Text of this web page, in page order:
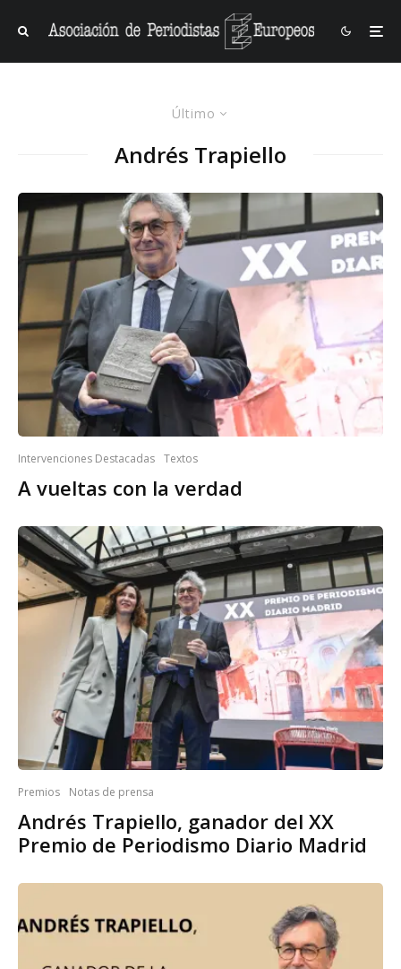
Último
Andrés Trapiello
Intervenciones Destacadas Textos
A vueltas con la verdad
Premios Notas de prensa
Andrés Trapiello, ganador del XX
Premio de Periodismo Diario Madrid